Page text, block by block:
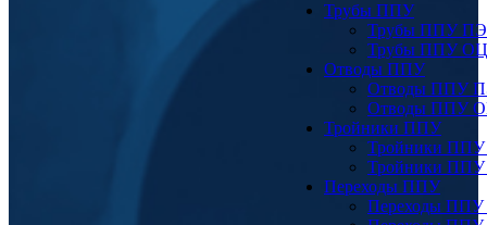
Трубы ППУ
Трубы ППУ ПЭ
Трубы ППУ ОЦ
Отводы ППУ
Отводы ППУ
Отводы ППУ
Тройники ППУ
Тройники
Тройники
Переходы ППУ
Переходы